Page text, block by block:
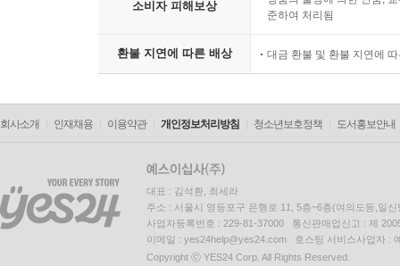
소비자 피해보상
준하여 처리됨
환불 지연에 따른 배상 대금 환불 및 환불 지연에
회사소개 인재채용 이용약관 개인정보처리방침 청소년보호정책 도서홍보안내
대표 : 김석환, 최세라
주소 : 서울시 영등포구 은행로 11, 5층~6층(여의도동,일신
사업자등록번호 : 229-81-37000 통신판매업신고 : 제
이메일 : yes24help@yes24.com 호스팅 서비스사업자 :
Copyright ⓒ YES24 Corp. All Rights Reserved.